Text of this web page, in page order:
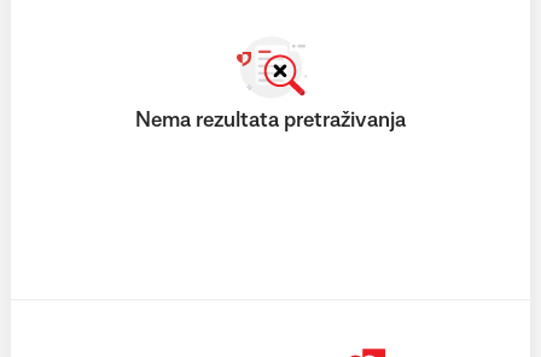
Nema rezultata pretraživanja